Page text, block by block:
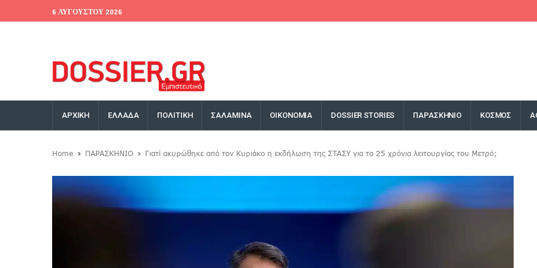
6 ΑΥΓΟΎΣΤΟΥ 2026
ΑΡΧΙΚΗ ΕΛΛΑΔΑ ΠΟΛΙΤΙΚΗ ΣΑΛΑΜΙΝΑ ΟΙΚΟΝΟΜΙΑ DOSSIER STORIES ΠΑΡΑΣΚΗΝΙΟ ΚΟΣΜΟΣ
Home ΠΑΡΑΣΚΗΝΙΟ Γιατί ακυρώθηκε από τον Κυριάκο η εκδήλωση της ΣΤΑΣΥ για τα 25 χρόνια λειτουργίας του Μετρό;